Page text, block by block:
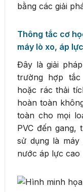
bằng các giải
Thông tắc cơ
máy lò xo, áp
Đây là giải
trường hợp
hoặc rác thải
hoàn toàn
toàn cho mọi
PVC đến gang,
sử dụng là
nước áp lực cao